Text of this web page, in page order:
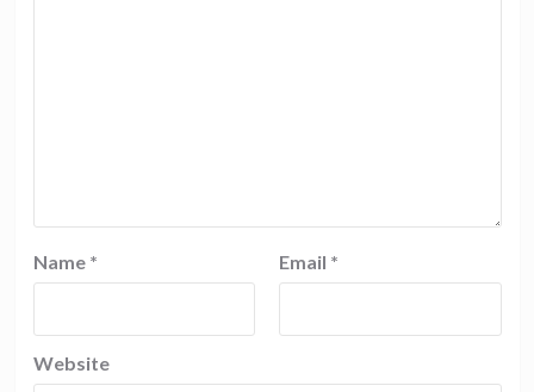
Name * Email *
Website